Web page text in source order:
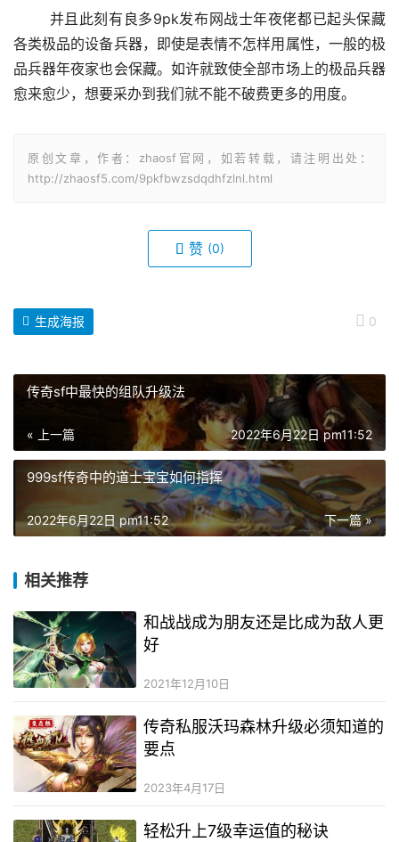
各类极品的设备兵器，即使是表情不怎样用属性，一般的极
品兵器年夜家也会保藏。如许就致使全部市场上的极品兵器
愈来愈少，想要采办到我们就不能不破费更多的用度。
原创文章，作者：zhaosf官网，如若转载，请注明出处：
http://zhaosf5.com/9pkfbwzsdqdhfzlnl.html
赞 (0)
0
生成海报
传奇sf中最快的组队升级法
« 上一篇 2022年6月22日 pm11:52
999sf传奇中的道士宝宝如何指挥
下一篇 »
2022年6月22日 pm11:52
相关推荐
和战战成为朋友还是比成为敌人更
好
2021年12月10日
传奇私服沃玛森林升级必须知道的
要点
2023年4月17日
轻松升上7级幸运值的秘诀